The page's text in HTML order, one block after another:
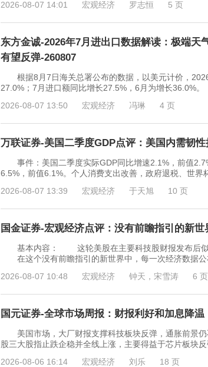
2026-08-07 14:01
宏观经济 罗志恒 5 页
东方金诚-2026年7月进出口数据解读：极端天
有望反弹-260807
根据8月7日海关总署公布的数据，以美元计价，
27.0%；7月进口额同比增长27.5%，6月为增长
2026-08-07 13:50
宏观经济 冯琳 4 页
万联证券-美国二季度GDP点评：美国内需韧
事件：美国二季度实际GDP同比增速2.1%，前值
6.5%，前值6.1%。个人消费支出改善，政府退税、
2026-08-07 13:39
宏观经济 于天旭 10 页
国金证券-宏观经济点评：没有前瞻指引的新世
基本内容： 这轮美股在主要科技股财报发布后似乎
在这个没有前瞻指引的新世界中，每一次经济数据公
2026-08-07 10:48
宏观经济 钟天，宋雪涛 6 页
国元证券-全球市场周报：财报利好和加息降
美国市场，大厂财报支撑科技板块反弹，通胀前景
股三大股指止跌企稳并全线上涨，主要得益于芯片板块
2026-08-06 16:14
宏观经济 刘乐 18 页